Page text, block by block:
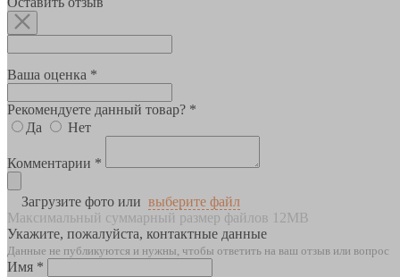
Ваша оценка *
Рекомендуете данный товар? *
Да
Нет
Комментарии *
Загрузите фото или выберите файл
Максимальный суммарный размер файлов 12MB
Укажите, пожалуйста, контактные данные
Данные не публикуются и нужны, чтобы ответить на ваш отзыв или вопрос
Имя *